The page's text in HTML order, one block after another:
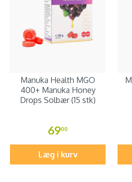
Manuka Health MGO
400+ Manuka Honey
Drops Solbær (15 stk)
6900
Læg i kurv